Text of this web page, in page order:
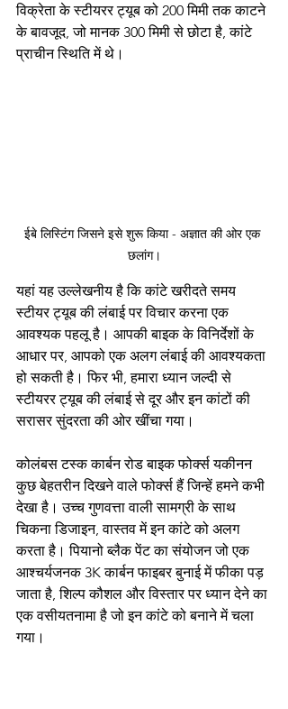
विक्रेता के स्टीयरर ट्यूब को 200 मिमी तक काटने
के बावजूद, जो मानक 300 मिमी से छोटा है, कांटे
प्राचीन स्थिति में थे।
ईबे लिस्टिंग जिसने इसे शुरू किया - अज्ञात की ओर एक
छलांग।
यहां यह उल्लेखनीय है कि कांटे खरीदते समय
स्टीयर ट्यूब की लंबाई पर विचार करना एक
आवश्यक पहलू है। आपकी बाइक के विनिर्देशों के
आधार पर, आपको एक अलग लंबाई की आवश्यकता
हो सकती है। फिर भी, हमारा ध्यान जल्दी से
स्टीयरर ट्यूब की लंबाई से दूर और इन कांटों की
सरासर सुंदरता की ओर खींचा गया।
कोलंबस टस्क कार्बन रोड बाइक फोर्क्स यकीनन
कुछ बेहतरीन दिखने वाले फोर्क्स हैं जिन्हें हमने कभी
देखा है। उच्च गुणवत्ता वाली सामग्री के साथ
चिकना डिजाइन, वास्तव में इन कांटे को अलग
करता है। पियानो ब्लैक पेंट का संयोजन जो एक
आश्चर्यजनक 3K कार्बन फाइबर बुनाई में फीका पड़
जाता है, शिल्प कौशल और विस्तार पर ध्यान देने का
एक वसीयतनामा है जो इन कांटे को बनाने में चला
गया।